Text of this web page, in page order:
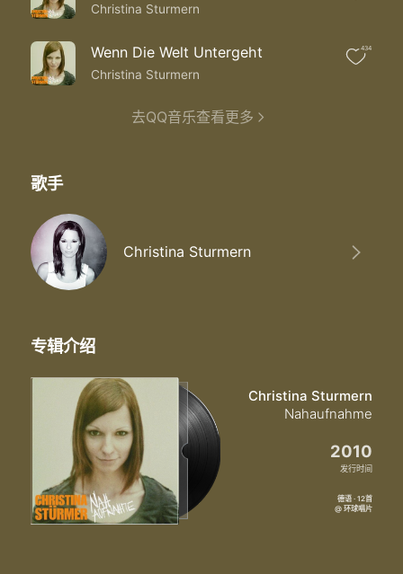
Köpfe vergessen den wahnsinn
Wir fliegen wir schweben durch
Dinge entgegen vergessen
Du scheinst durch den regen
Du scheinst durch den regen
Du scheinst durch den regen
Du scheinst durch den regen
Christina Sturmern
Wenn Die Welt Untergeht
Christina Sturmern
434
去QQ音乐查看更多
歌手
Christina Sturmern
专辑介绍
Christina Sturmern
Nahaufnahme
2010
发行时间
德语 · 12首
@ 环球唱片